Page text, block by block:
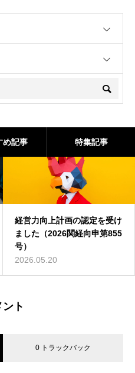
め記事 特集記事
経営力向上計画の認定を受け
ました（2026関経向申第855
号）
2026.05.20
ント
0 トラックバック